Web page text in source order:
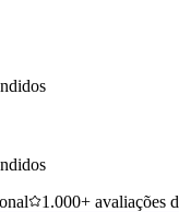
1.000+ avaliações